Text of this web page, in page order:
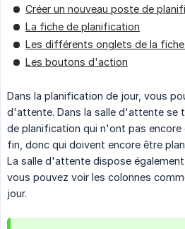
Créer un nouveau poste de
La fiche de planification
Les différents onglets de la
Les boutons d'action
Dans la planification de jour, vous
d'attente. Dans la salle d'attente se
de planification qui n'ont pas
fin, donc qui doivent encore être
La salle d'attente dispose
vous pouvez voir les colonnes
jour.